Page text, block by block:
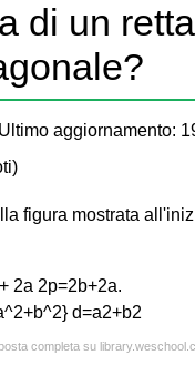
di un
aggiornamento:
)
figura mostrata
2a 2p=2b+2a.
d=a2+b2
completa su